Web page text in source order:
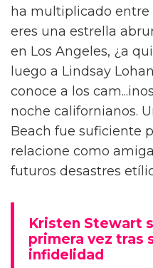
ha multiplicado entre
eres una estrella
en Los Angeles, ¿a
luego a Lindsay
conoce a los
noche californianos.
Beach fue suficiente
relacione como
futuros desastres
Kristen Stewart
primera vez tras
infidelidad